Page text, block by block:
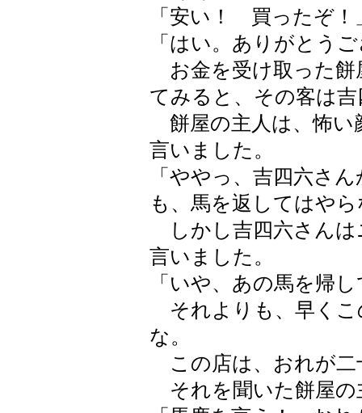
「安い！ 買ったぞ！
「はい。ありがとう
お金を受け取った餅
てみると、その客は
餅屋の主人は、怖い
言いました。
「ややっ、吉四六さ
も、馬を返してはや
しかし吉四六さんは
言いました。
「いや、あの馬を帰
それよりも、早くこ
な。
この店は、おれが二
それを聞いた餅屋の